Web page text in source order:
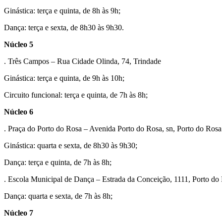
Ginástica: terça e quinta, de 8h às 9h;
Dança: terça e sexta, de 8h30 às 9h30.
Núcleo 5
. Três Campos – Rua Cidade Olinda, 74, Trindade
Ginástica: terça e quinta, de 9h às 10h;
Circuito funcional: terça e quinta, de 7h às 8h;
Núcleo 6
. Praça do Porto do Rosa – Avenida Porto do Rosa, sn, Porto do Rosa
Ginástica: quarta e sexta, de 8h30 às 9h30;
Dança: terça e quinta, de 7h às 8h;
. Escola Municipal de Dança – Estrada da Conceição, 1111, Porto do
Dança: quarta e sexta, de 7h às 8h;
Núcleo 7